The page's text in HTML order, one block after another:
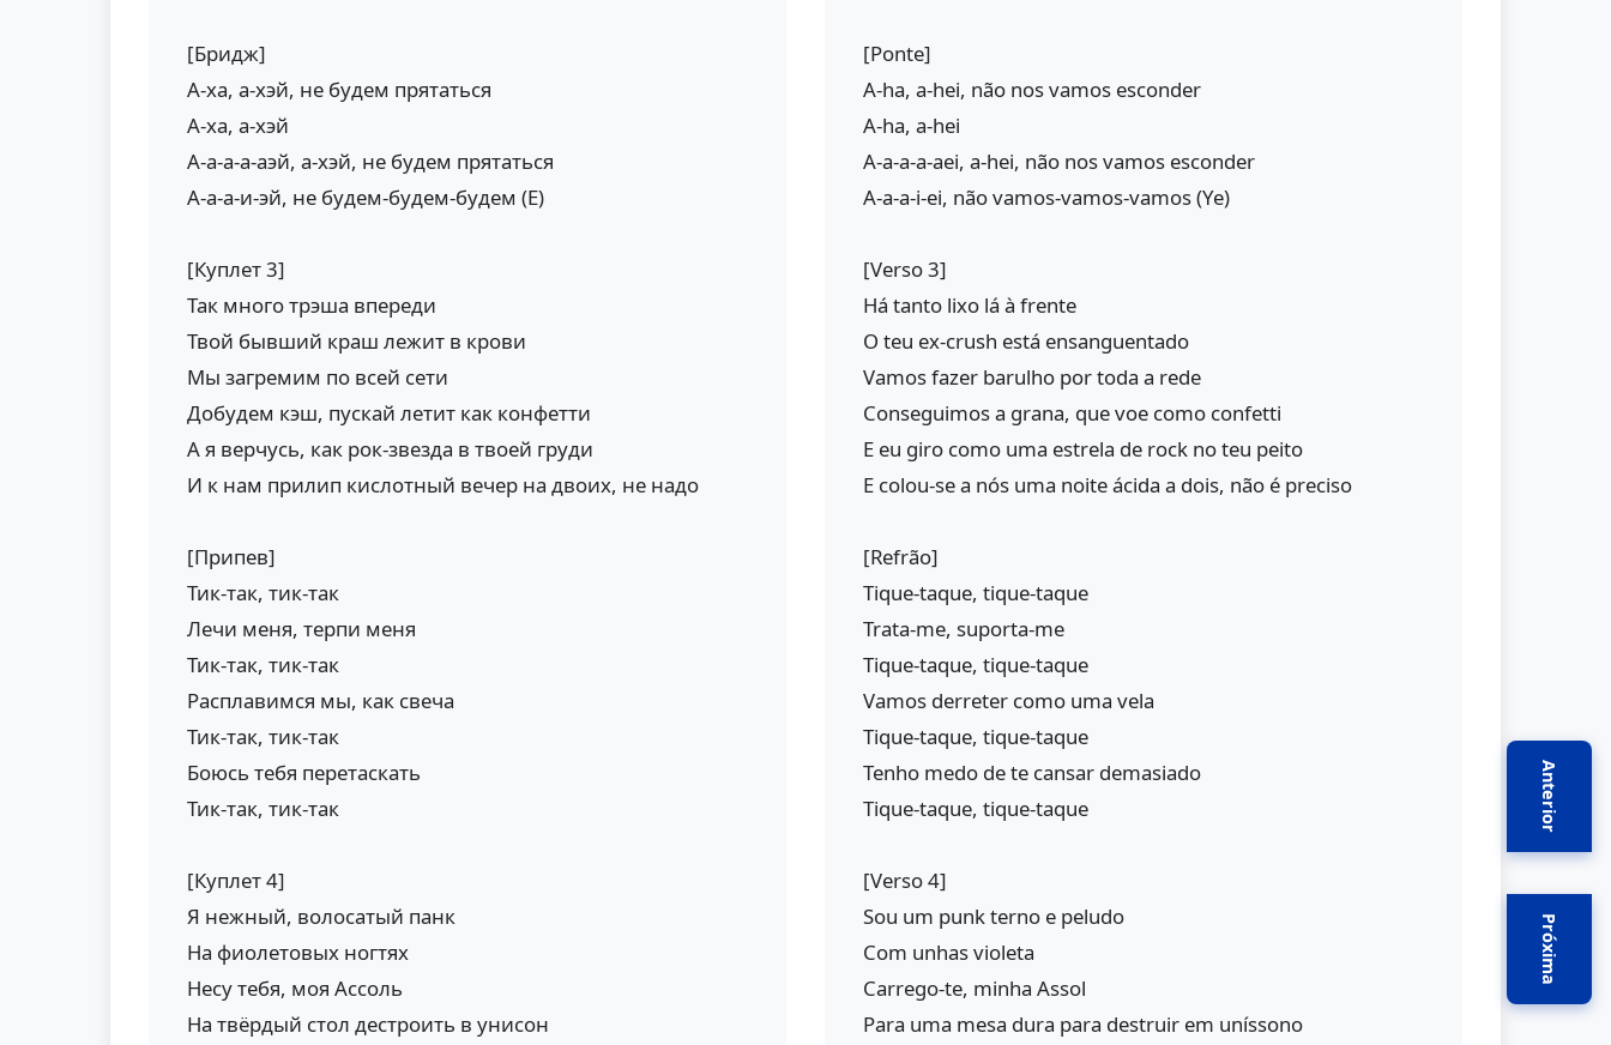
Anterior
Próxima
[Бридж]
А-ха, а-хэй, не будем прятаться
А-ха, а-хэй
А-а-а-а-аэй, а-хэй, не будем прятаться
А-а-а-и-эй, не будем-будем-будем (Е)
[Куплет 3]
Так много трэша впереди
Твой бывший краш лежит в крови
Мы загремим по всей сети
Добудем кэш, пускай летит как конфетти
А я верчусь, как рок-звезда в твоей груди
И к нам прилип кислотный вечер на двоих, не надо
[Припев]
Тик-так, тик-так
Лечи меня, терпи меня
Тик-так, тик-так
Расплавимся мы, как свеча
Тик-так, тик-так
Боюсь тебя перетаскать
Тик-так, тик-так
[Куплет 4]
Я нежный, волосатый панк
На фиолетовых ногтях
Несу тебя, моя Ассоль
На твёрдый стол дестроить в унисон
[Ponte]
A-ha, a-hei, não nos vamos esconder
A-ha, a-hei
A-a-a-a-aei, a-hei, não nos vamos esconder
A-a-a-i-ei, não vamos-vamos-vamos (Ye)
[Verso 3]
Há tanto lixo lá à frente
O teu ex-crush está ensanguentado
Vamos fazer barulho por toda a rede
Conseguimos a grana, que voe como confetti
E eu giro como uma estrela de rock no teu peito
E colou-se a nós uma noite ácida a dois, não é preciso
[Refrão]
Tique-taque, tique-taque
Trata-me, suporta-me
Tique-taque, tique-taque
Vamos derreter como uma vela
Tique-taque, tique-taque
Tenho medo de te cansar demasiado
Tique-taque, tique-taque
[Verso 4]
Sou um punk terno e peludo
Com unhas violeta
Carrego-te, minha Assol
Para uma mesa dura para destruir em uníssono